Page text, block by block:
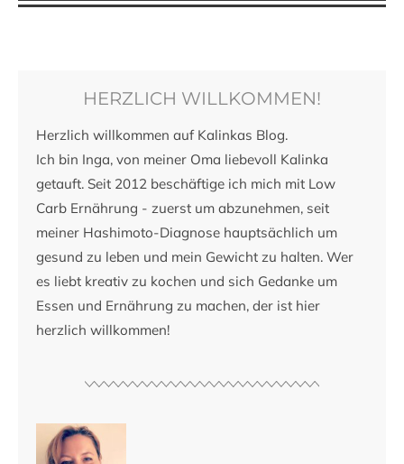
HERZLICH WILLKOMMEN!
Herzlich willkommen auf Kalinkas Blog.
Ich bin Inga, von meiner Oma liebevoll Kalinka
getauft. Seit 2012 beschäftige ich mich mit Low
Carb Ernährung - zuerst um abzunehmen, seit
meiner Hashimoto-Diagnose hauptsächlich um
gesund zu leben und mein Gewicht zu halten. Wer
es liebt kreativ zu kochen und sich Gedanke um
Essen und Ernährung zu machen, der ist hier
herzlich willkommen!